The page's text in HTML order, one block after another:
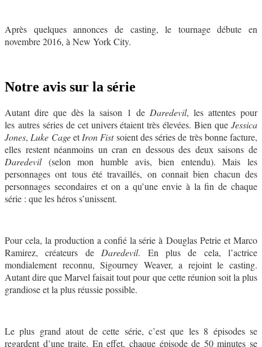
Après quelques annonces de casting, le tournage débute en
novembre 2016, à New York City.
Notre avis sur la série
Autant dire que dès la saison 1 de Daredevil, les attentes pour
les autres séries de cet univers étaient très élevées. Bien que Jessica
Jones,Luke CageetIron Fistsoient des séries de très bonne facture,
elles restent néanmoins un cran en dessous des deux saisons de
Daredevil(selon mon humble avis, bien entendu). Mais les
personnages ont tous été travaillés, on connait bien chacun des
personnages secondaires et on a qu’une envie à la fin de chaque
série : que les héros s’unissent.
Pour cela, la production a confié la série à Douglas Petrie et Marco
Ramirez, créateurs deDaredevil. En plus de cela, l’actrice
mondialement reconnu, Sigourney Weaver, a rejoint le casting.
Autant dire que Marvel faisait tout pour que cette réunion soit la plus
grandiose et la plus réussie possible.
Le plus grand atout de cette série, c’est que les 8 épisodes se
regardent d’une traite. En effet, chaque épisode de 50 minutes se